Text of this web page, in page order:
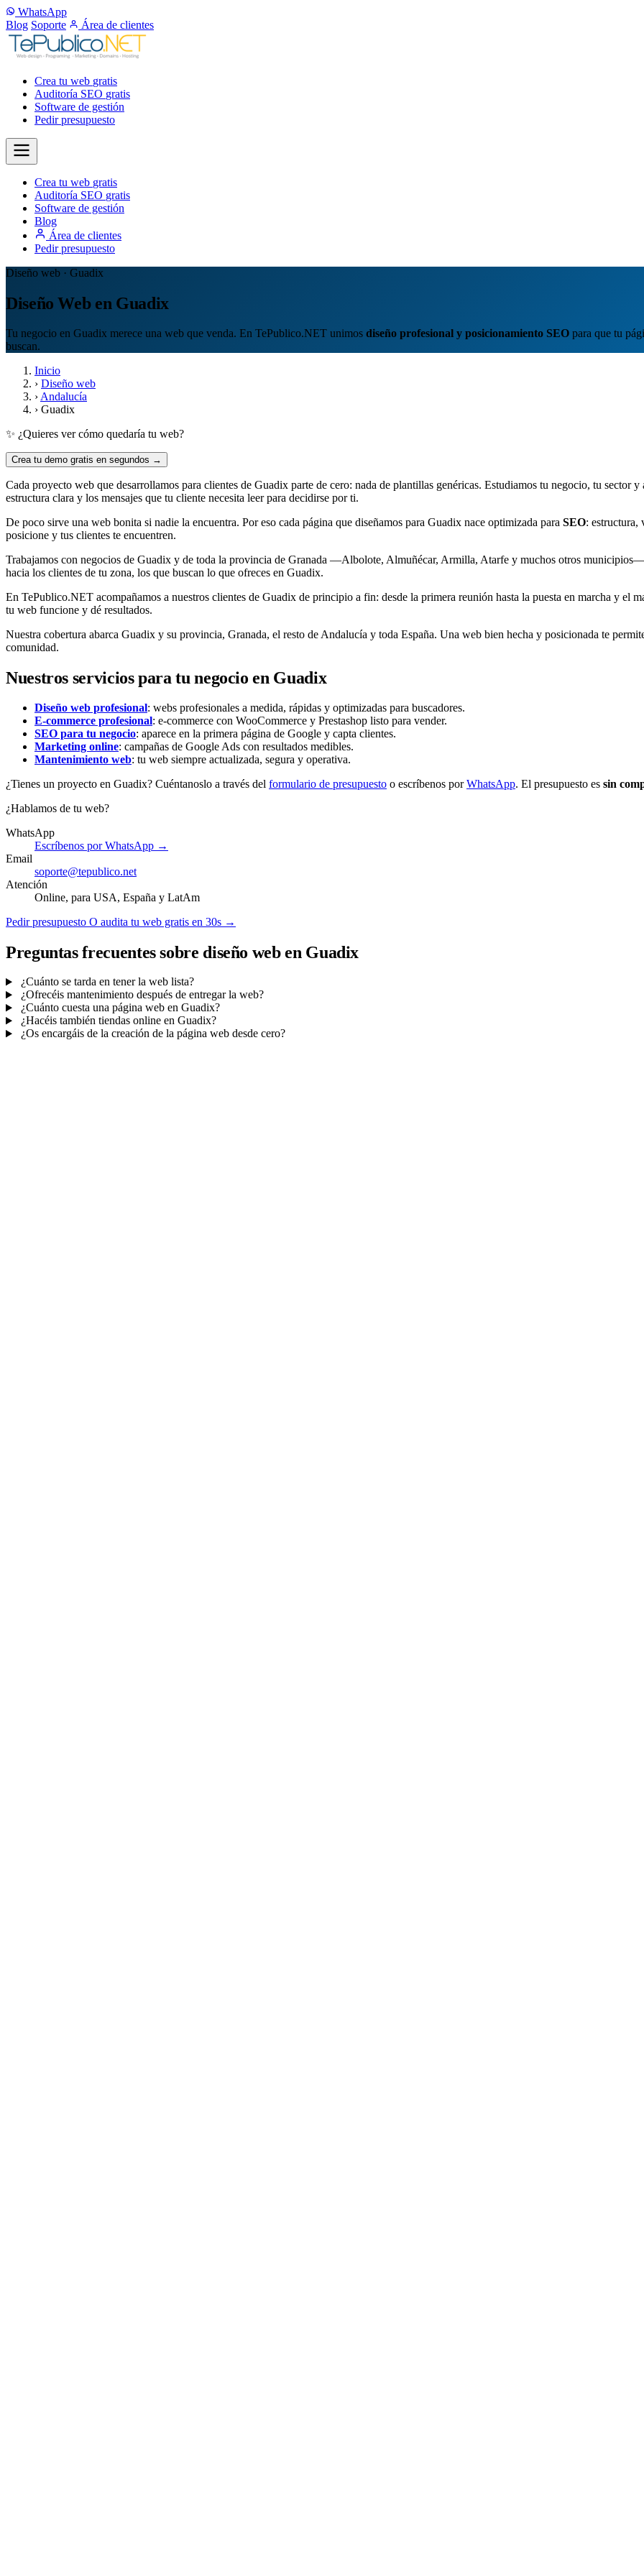
WhatsApp
Blog Soporte Área de clientes
Crea tu web gratis
Auditoría SEO gratis
Software de gestión
Pedir presupuesto
Crea tu web gratis
Auditoría SEO gratis
Software de gestión
Blog
Área de clientes
Pedir presupuesto
Diseño web · Guadix
Diseño Web en Guadix
Tu negocio en Guadix merece una web que venda. En TePublico.NET unimos diseño profesional y posicionamiento SEO para que tu
buscan.
Inicio
› Diseño web
› Andalucía
› Guadix
✨ ¿Quieres ver cómo quedaría tu web?
Crea tu demo gratis en segundos →
Cada proyecto web que desarrollamos para clientes de Guadix parte de cero: nada de plantillas genéricas. Estudiamos tu negocio, tu sector
estructura clara y los mensajes que tu cliente necesita leer para decidirse por ti.
De poco sirve una web bonita si nadie la encuentra. Por eso cada página que diseñamos para Guadix nace optimizada para SEO: estructura,
posicione y tus clientes te encuentren.
Trabajamos con negocios de Guadix y de toda la provincia de Granada —Albolote, Almuñécar, Armilla, Atarfe y muchos otros
hacia los clientes de tu zona, los que buscan lo que ofreces en Guadix.
En TePublico.NET acompañamos a nuestros clientes de Guadix de principio a fin: desde la primera reunión hasta la puesta en marcha y el
tu web funcione y dé resultados.
Nuestra cobertura abarca Guadix y su provincia, Granada, el resto de Andalucía y toda España. Una web bien hecha y posicionada te
comunidad.
Nuestros servicios para tu negocio en Guadix
Diseño web profesional: webs profesionales a medida, rápidas y optimizadas para buscadores.
E-commerce profesional: e-commerce con WooCommerce y Prestashop listo para vender.
SEO para tu negocio: aparece en la primera página de Google y capta clientes.
Marketing online: campañas de Google Ads con resultados medibles.
Mantenimiento web: tu web siempre actualizada, segura y operativa.
¿Tienes un proyecto en Guadix? Cuéntanoslo a través del formulario de presupuesto o escríbenos porWhatsApp. El presupuesto es sin
¿Hablamos de tu web?
WhatsApp
Escríbenos por WhatsApp →
Email
soporte@tepublico.net
Atención
Online, para USA, España y LatAm
Pedir presupuesto O audita tu web gratis en 30s →
Preguntas frecuentes sobre diseño web en Guadix
¿Cuánto se tarda en tener la web lista?
¿Ofrecéis mantenimiento después de entregar la web?
¿Cuánto cuesta una página web en Guadix?
¿Hacéis también tiendas online en Guadix?
¿Os encargáis de la creación de la página web desde cero?